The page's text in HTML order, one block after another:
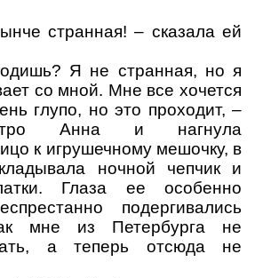
странная! – сказала ей
Я не странная, но я
со мной. Мне все хочется
глупо, но это проходит, –
Анна и нагнула
к игрушечному мешочку, в
ночной чепчик и
Глаза ее особенно
подергивались
мне из Петербурга не
а теперь отсюда не